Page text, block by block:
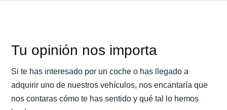
Tu opinión nos importa
Si te has interesado por un coche o has llegado a
adquirir uno de nuestros vehículos, nos encantaría que
nos contaras cómo te has sentido y qué tal lo hemos